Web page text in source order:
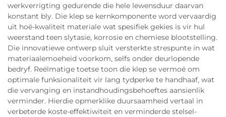
werkverrigting gedurende die hele lewensduur daarvan
konstant bly. Die klep se kernkomponente word vervaardig
uit hoë-kwaliteit materiale wat spesifiek gekies is vir hul
weerstand teen slytasie, korrosie en chemiese blootstelling.
Die innovatiewe ontwerp sluit versterkte strespunte in wat
materiaalemoeheid voorkom, selfs onder deurlopende
bedryf. Reëlmatige toetse toon die klep se vermoë om
optimale funksionaliteit vir lang tydperke te handhaaf, wat
die vervanging en instandhoudingsbehoeftes aansienlik
verminder. Hierdie opmerklike duursaamheid vertaal in
verbeterde koste-effektiwiteit en verminderde stelsel-